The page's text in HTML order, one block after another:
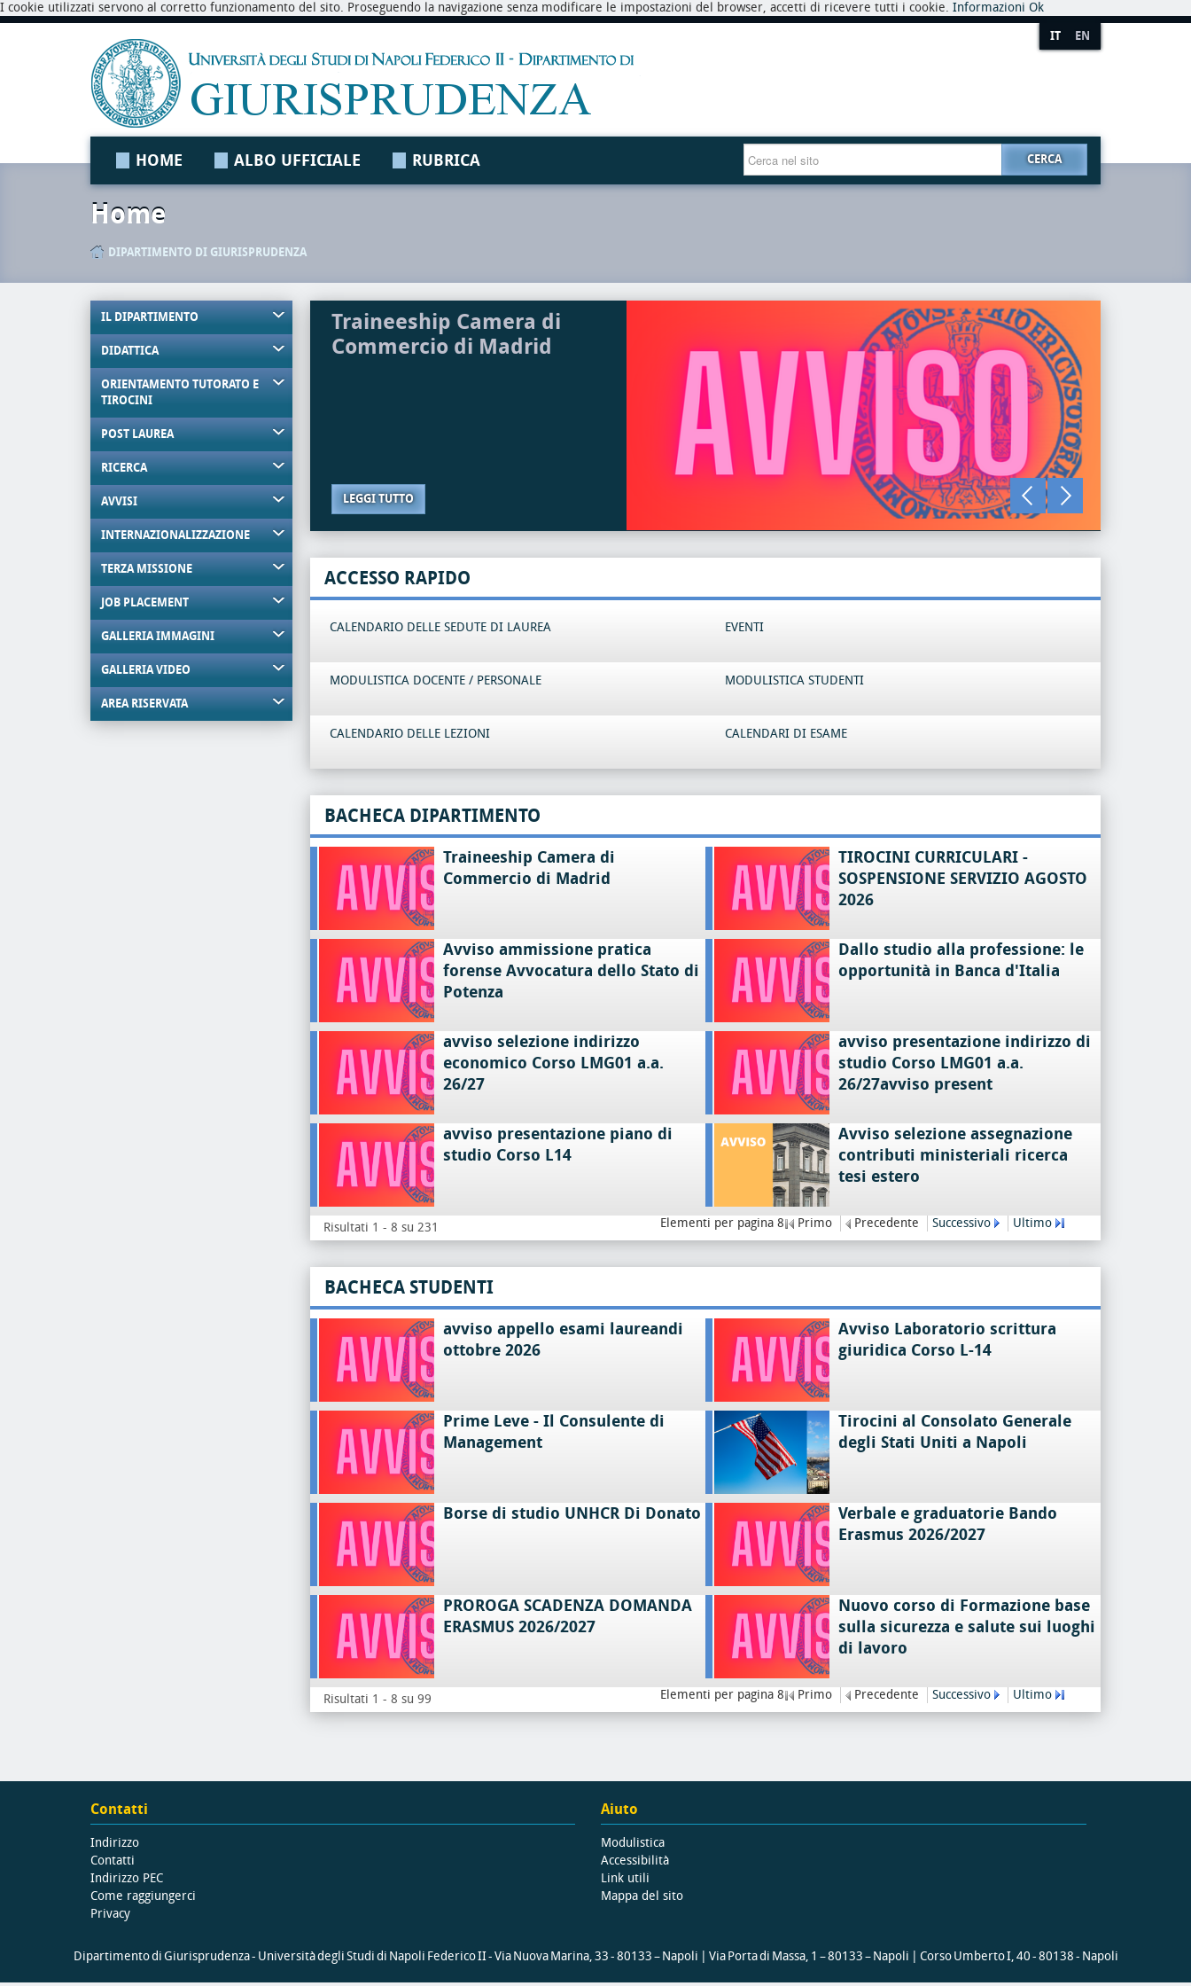
I cookie utilizzati servono al corretto funzionamento del sito. Proseguendo la navigazione senza modificare le impostazioni del browser, accetti di ricevere tutti i cookie. Informazioni Ok
IT EN
HOME ALBO UFFICIALE RUBRICA CERCA
Home
DIPARTIMENTO DI GIURISPRUDENZA
IL DIPARTIMENTO
DIDATTICA
ORIENTAMENTO TUTORATO E
TIROCINI
POST LAUREA
RICERCA
AVVISI
INTERNAZIONALIZZAZIONE
TERZA MISSIONE
JOB PLACEMENT
GALLERIA IMMAGINI
GALLERIA VIDEO
AREA RISERVATA
Traineeship Camera di
Commercio di Madrid
LEGGI TUTTO
ACCESSO RAPIDO
CALENDARIO DELLE SEDUTE DI LAUREA EVENTI
MODULISTICA DOCENTE / PERSONALE MODULISTICA STUDENTI
CALENDARIO DELLE LEZIONI CALENDARI DI ESAME
BACHECA DIPARTIMENTO
Traineeship Camera di
Commercio di Madrid
TIROCINI CURRICULARI -
SOSPENSIONE SERVIZIO AGOSTO
2026
Avviso ammissione pratica
forense Avvocatura dello Stato di
Potenza
Dallo studio alla professione: le
opportunità in Banca d'Italia
avviso selezione indirizzo
economico Corso LMG01 a.a.
26/27
avviso presentazione indirizzo di
studio Corso LMG01 a.a.
26/27avviso present
avviso presentazione piano di
studio Corso L14
Avviso selezione assegnazione
contributi ministeriali ricerca
tesi estero
Risultati 1 - 8 su 231 Elementi per pagina 8 Primo Precedente Successivo Ultimo
BACHECA STUDENTI
avviso appello esami laureandi
ottobre 2026
Avviso Laboratorio scrittura
giuridica Corso L-14
Prime Leve - Il Consulente di
Management
Tirocini al Consolato Generale
degli Stati Uniti a Napoli
Borse di studio UNHCR Di Donato
Verbale e graduatorie Bando
Erasmus 2026/2027
PROROGA SCADENZA DOMANDA
ERASMUS 2026/2027
Nuovo corso di Formazione base
sulla sicurezza e salute sui luoghi
di lavoro
Risultati 1 - 8 su 99 Elementi per pagina 8 Primo Precedente Successivo Ultimo
Contatti
Indirizzo
Contatti
Indirizzo PEC
Come raggiungerci
Privacy
Aiuto
Modulistica
Accessibilità
Link utili
Mappa del sito
Dipartimento di Giurisprudenza - Università degli Studi di Napoli Federico II - Via Nuova Marina, 33 - 80133 – Napoli | Via Porta di Massa, 1 – 80133 – Napoli | Corso Umberto I, 40 - 80138 - Napoli